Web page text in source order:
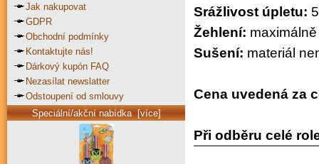
Srážlivost úpletu:
Žehlení:
Sušení: materiál
Cena uvedená za
Při odběru celé
Jak nakupovat
GDPR
Obchodní podmínky
Kontaktujte nás!
Dárkový kupón FAQ
Nezasílat newslatter
Odstoupení od smlouvy
Speciální/akční nabídka [více]